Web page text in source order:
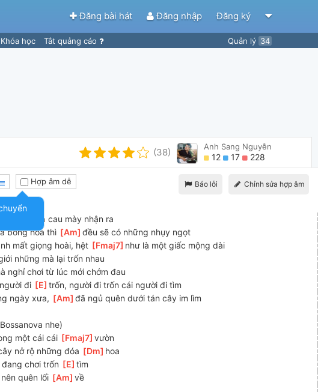
Đăng bài hát Đăng nhập Đăng ký
Khóa học Tắt quảng cáo Quản lý 34
(38)
Anh Sang Nguyễn
12 17 228
Báo lỗi Chỉnh sửa hợp âm
Hợp âm dễ
chúng ta cau mày nhận ra
bông hoa thì [ Am ]
đều sẽ có những nhụy ngọt
mất giọng hoài, hệt [Fmaj7 ]như là một giấc mộng dài
những mà lại trốn nhau
nghỉ chơi từ lúc mới chớm đau
đi [E ]
trốn, người đi trốn cái người đi tìm
ngày xưa, [ Am ]
đã ngủ quên dưới tán cây im lìm
nhe)
một cái cái [Fmaj7 ]
vườn
nở rộ những đóa [ Dm ]hoa
chơi trốn [E ]
tìm
quên lối [ Am ]
về